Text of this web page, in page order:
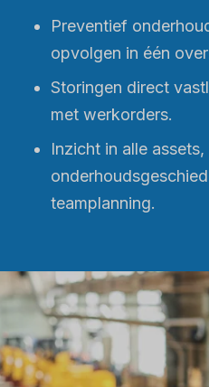
Preventief
opvolgen in één
Storingen direct
met werkorders.
Inzicht in alle assets,
teamplanning.